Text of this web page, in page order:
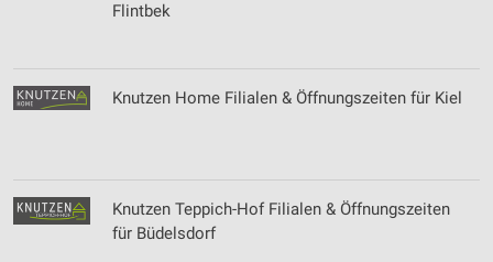
Flintbek
Knutzen Home Filialen & Öffnungszeiten für Kiel
Knutzen Teppich-Hof Filialen & Öffnungszeiten
für Büdelsdorf